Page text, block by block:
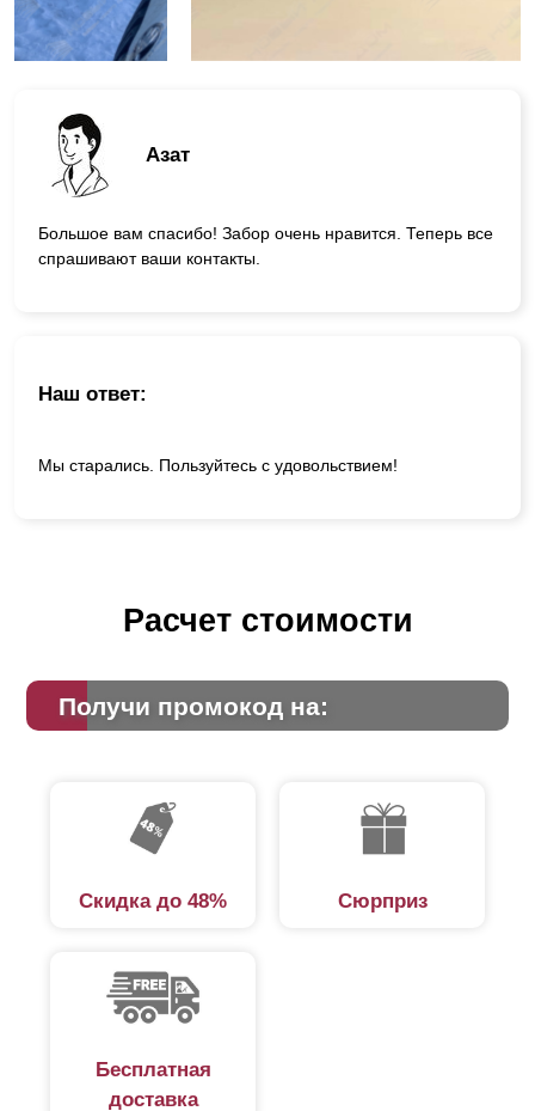
Азат
Большое вам спасибо! Забор очень нравится. Теперь все
спрашивают ваши контакты.
Наш ответ:
Мы старались. Пользуйтесь с удовольствием!
Расчет стоимости
Получи промокод на:
Скидка до 48% Сюрприз
Бесплатная
доставка